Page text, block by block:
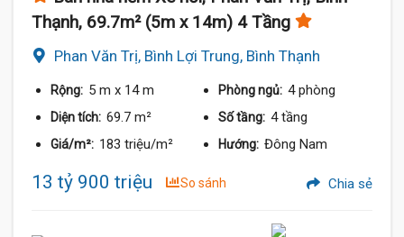
Thạnh, 69.7m² (5m x 14m) 4 Tầng
Phan Văn Trị, Bình Lợi Trung, Bình Thạnh
Rộng: 5 m x 14 m Phòng ngủ: 4 phòng
Diện tích: 69.7 m² Số tầng: 4 tầng
Giá/m²: 183 triệu/m² Hướng: Đông Nam
13 tỷ 900 triệu So sánh Chia sẻ